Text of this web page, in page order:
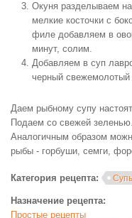
Окуня разделываем
мелкие косточки с
филе добавляем в
минут, солим.
Добавляем в суп
черный
Даем рыбному супу
Подаем со свежей зеленью.
Аналогичным образом
рыбы - горбуши, семги,
Категория рецепта:
Назначение рецепта:
Простые рецепты